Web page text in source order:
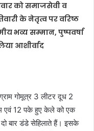
को समाजसेवी व
के नेतृत्व पर वरिष्ठ
भव्य सम्मान, पुष्पवर्षा
आशीर्वाद
गोमूत्र 3 लीटर दूध 2
एवं 12 पके हुए केले को एक
बार डंडे सेहिलाते हैं। इसके